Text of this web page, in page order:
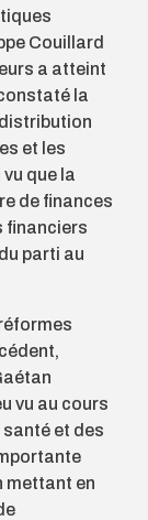
Couillard
a atteint
la
et les
que la
de finances
financiers
parti au
vu au cours
et des
mettant en